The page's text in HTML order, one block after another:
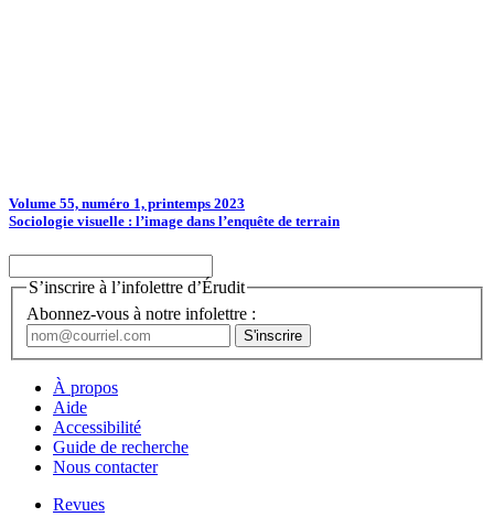
Volume 55, numéro 1, printemps 2023
Sociologie visuelle : l’image dans l’enquête de terrain
S’inscrire à l’infolettre d’Érudit
Abonnez-vous à notre infolettre :
À propos
Aide
Accessibilité
Guide de recherche
Nous contacter
Revues